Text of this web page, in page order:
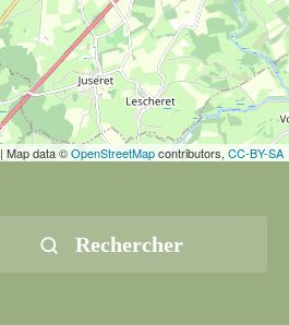
| Map data ©OpenStreetMapcontributors, CC-BY-SA
Rechercher